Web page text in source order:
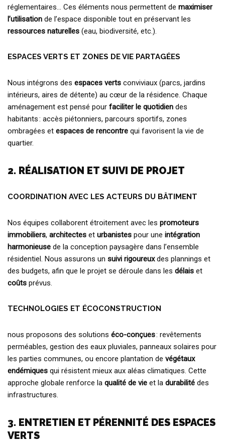
réglementaires… Ces éléments nous permettent de maximiser
l’utilisation de l’espace disponible tout en préservant les
ressources naturelles (eau, biodiversité, etc.).
ESPACES VERTS ET ZONES DE VIE PARTAGÉES
Nous intégrons des espaces verts conviviaux (parcs, jardins
intérieurs, aires de détente) au cœur de la résidence. Chaque
aménagement est pensé pour faciliter le quotidien des
habitants : accès piétonniers, parcours sportifs, zones
ombragées et espaces de rencontre qui favorisent la vie de
quartier.
2. RÉALISATION ET SUIVI DE PROJET
COORDINATION AVEC LES ACTEURS DU BÂTIMENT
Nos équipes collaborent étroitement avec les promoteurs
immobiliers, architectes et urbanistes pour une intégration
harmonieuse de la conception paysagère dans l’ensemble
résidentiel. Nous assurons un suivi rigoureuxdes plannings et
des budgets, afin que le projet se déroule dans les délais et
coûts prévus.
TECHNOLOGIES ET ÉCOCONSTRUCTION
nous proposons des solutions éco-conçues: revêtements
perméables, gestion des eaux pluviales, panneaux solaires pour
les parties communes, ou encore plantation de végétaux
endémiques qui résistent mieux aux aléas climatiques. Cette
approche globale renforce la qualité de vie et la durabilité des
infrastructures.
3. ENTRETIEN ET PÉRENNITÉ DES ESPACES
VERTS